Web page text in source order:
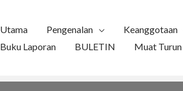
Utama Pengenalan Keanggotaan
Buku Laporan
BULETIN Muat Turun